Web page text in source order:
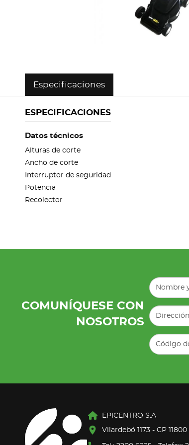
Especificaciones
ESPECIFICACIONES
Datos técnicos
Alturas de corte
Ancho de corte
Interruptor de seguridad
Potencia
Recolector
COMUNÍQUESE CON
NOSOTROS
EPICENTRO S.A
Vilardebó 1173 - CP